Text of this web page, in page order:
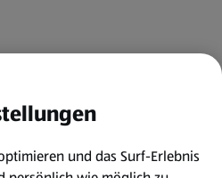
und das Surf-Erlebnis